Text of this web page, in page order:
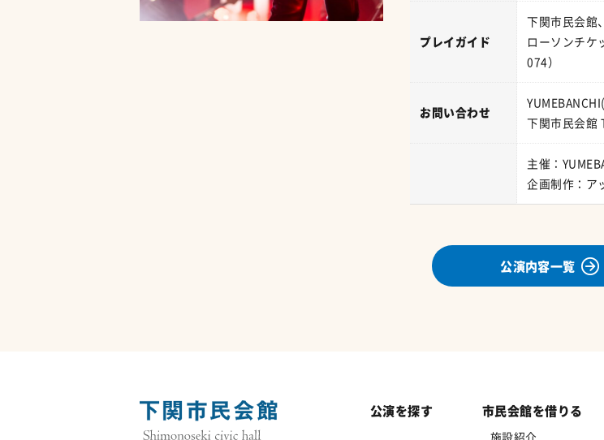
プレイガイド
下関市民会館
ローソンチケ
074）
お問い合わせ
下関市民会館
主催：
企画制作：ア
公演内容一覧
公演を探す 市民会館を借りる
施設紹介